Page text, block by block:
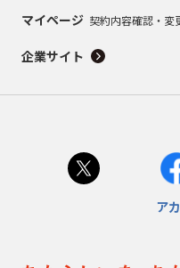
マイページ 契約内容確認・変
企業サイト
ア